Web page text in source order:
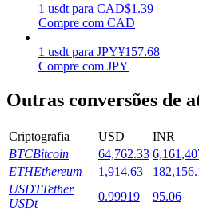
Estacamento
Altos retornos e acesso
1 usdt para CAD$1.39
Compre com CAD
1 usdt para JPY¥157.68
Compre com JPY
Outras conversões de
Criptografia USD INR
BTCBitcoin 64,762.33
ETHEthereum 1,914.63
USDTTether
USDt
0.99919 95.06